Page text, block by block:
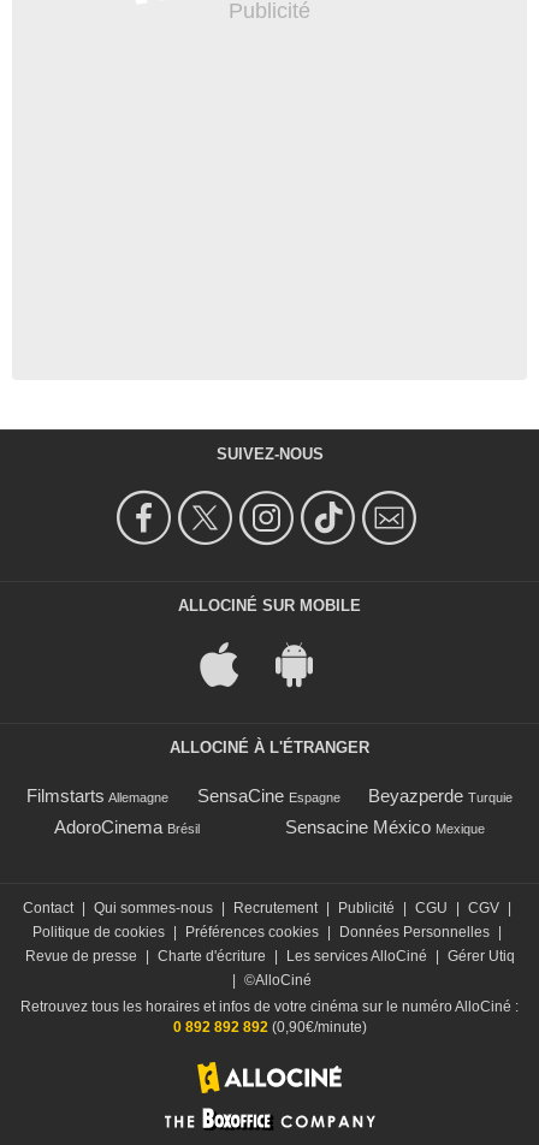
SUIVEZ-NOUS
ALLOCINÉ SUR MOBILE
ALLOCINÉ À L'ÉTRANGER
Filmstarts Allemagne SensaCine Espagne Beyazperde Turquie
AdoroCinema Brésil Sensacine México Mexique
Contact | Qui sommes-nous | Recrutement | Publicité | CGU | CGV |
Politique de cookies | Préférences cookies | Données Personnelles |
Revue de presse
| Charte d'écriture | Les services AlloCiné | Gérer Utiq
| ©AlloCiné
Retrouvez tous les horaires et infos de votre cinéma sur le numéro AlloCiné :
0 892 892 892(0,90€/minute)